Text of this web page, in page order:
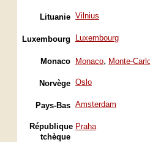
Lituanie Vilnius
Luxembourg Luxembourg
Monaco Monaco, Monte-
Norvège Oslo
Pays-Bas Amsterdam
République
tchèque
Praha